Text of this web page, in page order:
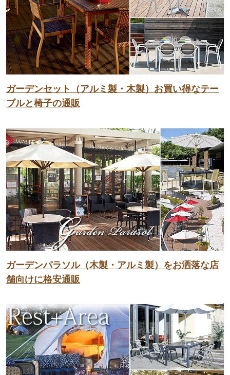
ガーデンセット（アルミ製・木製）お買い得なテー
ブルと椅子の通販
ガーデンパラソル（木製・アルミ製）をお洒落な店
舗向けに格安通販